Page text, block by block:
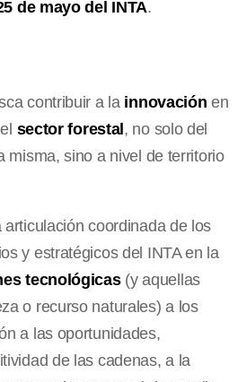
de mayo del INTA.
contribuir a la innovación en
sector forestal, no solo del
misma, sino a nivel de territorio
coordinada de los
y estratégicos del INTA en la
tecnológicas(y aquellas
o recurso naturales) a los
a las oportunidades,
de las cadenas, a la